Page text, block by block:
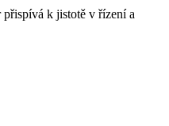
k jistotě v řízení a